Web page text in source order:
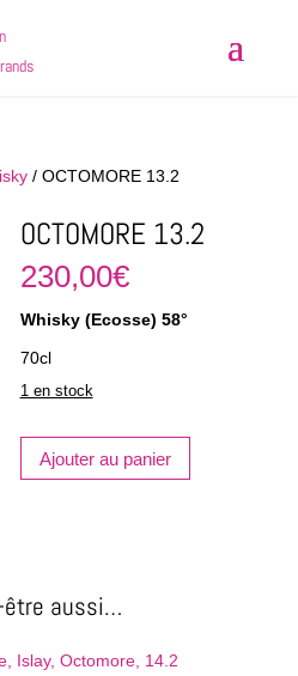
/ OCTOMORE 13.2
OCTOMORE 13.2
230,00€
Whisky (Ecosse) 58°
70cl
1 en stock
Ajouter au panier
être aussi…